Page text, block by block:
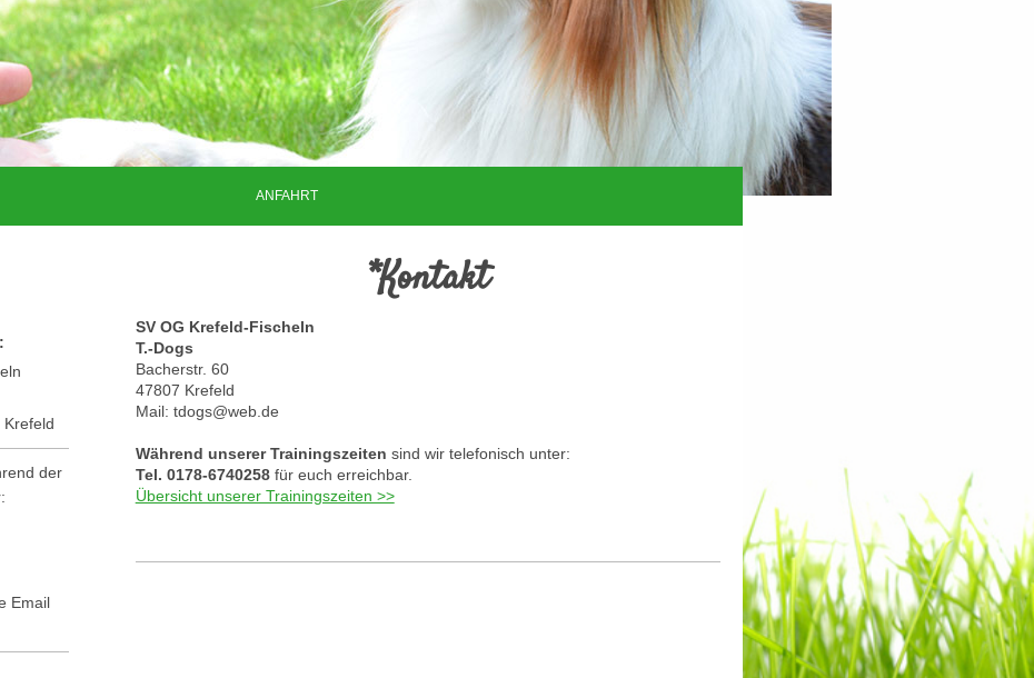
ANFAHRT
*Kontakt
SV OG Krefeld-Fischeln
T.-Dogs
Bacherstr. 60
47807 Krefeld
Mail: tdogs@web.de
Während unserer Trainingszeiten sind wir telefonisch unter:
Tel. 0178-6740258für euch erreichbar.
Übersicht unserer Trainingszeiten >>
Krefeld
der
Email